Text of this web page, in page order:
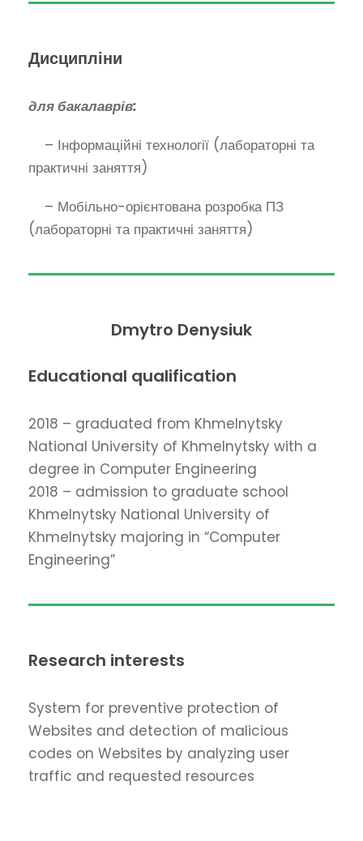
Дисципліни
для бакалаврів:
– Інформаційні технології (лабораторні та
практичні заняття)
– Мобільно-орієнтована розробка ПЗ
(лабораторні та практичні заняття)
Dmytro Denysiuk
Educational qualification
2018 – graduated from Khmelnytsky
National University of Khmelnytsky with a
degree in Computer Engineering
2018 – admission to graduate school
Khmelnytsky National University of
Khmelnytsky majoring in “Computer
Engineering”
Research interests
System for preventive protection of
Websites and detection of malicious
codes on Websites by analyzing user
traffic and requested resources